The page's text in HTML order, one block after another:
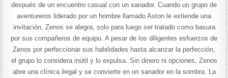
después de un encuentro casual con un sanador. Cuando un grupo de
aventureros liderado por un hombre llamado Aston le extiende una
invitación, Zenos se alegra, solo para luego ser tratado como basura
por sus compañeros de equipo. A pesar de los diligentes esfuerzos de
Zenos por perfeccionar sus habilidades hasta alcanzar la perfección,
el grupo lo considera inútil y lo expulsa. Sin dinero ni opciones, Zenos
abre una clínica ilegal y se convierte en un sanador en la sombra. La